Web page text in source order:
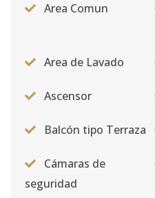
Area Comun
Area de Lavado
Ascensor
Balcón tipo Terraza
Cámaras de
seguridad